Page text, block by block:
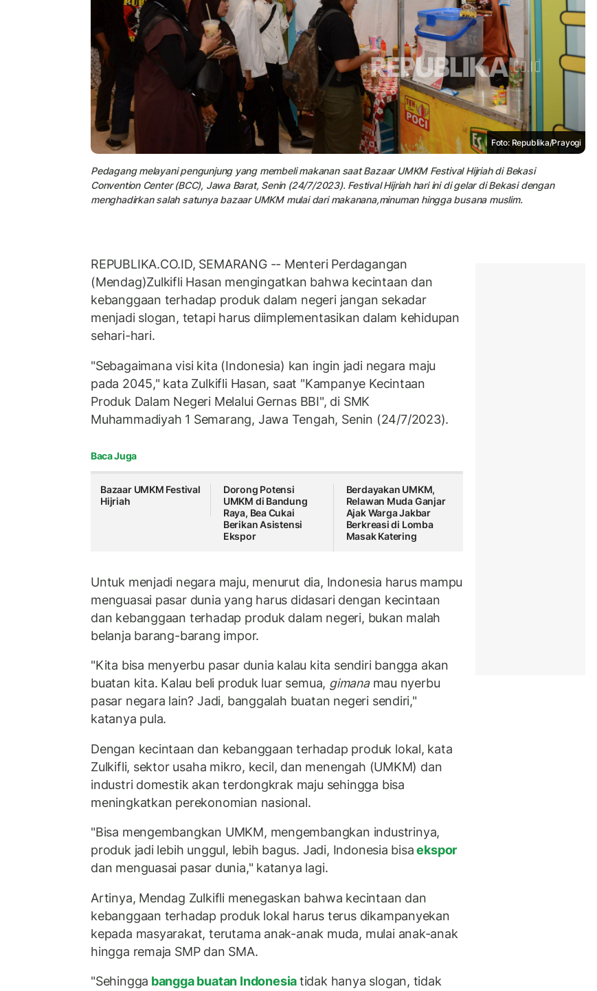
Foto: Republika/Prayogi
Pedagang melayani pengunjung yang membeli makanan saat Bazaar UMKM Festival Hijriah di Bekasi
Convention Center (BCC), Jawa Barat, Senin (24/7/2023). Festival Hijriah hari ini di gelar di Bekasi dengan
menghadirkan salah satunya bazaar UMKM mulai dari makanana,minuman hingga busana muslim.
REPUBLIKA.CO.ID, SEMARANG -- Menteri Perdagangan
(Mendag)Zulkifli Hasan mengingatkan bahwa kecintaan dan
kebanggaan terhadap produk dalam negeri jangan sekadar
menjadi slogan, tetapi harus diimplementasikan dalam kehidupan
sehari-hari.
"Sebagaimana visi kita (Indonesia) kan ingin jadi negara maju
pada 2045," kata Zulkifli Hasan, saat "Kampanye Kecintaan
Produk Dalam Negeri Melalui Gernas BBI", di SMK
Muhammadiyah 1 Semarang, Jawa Tengah, Senin (24/7/2023).
Baca Juga
Bazaar UMKM Festival
Hijriah
Dorong Potensi
UMKM di Bandung
Raya, Bea Cukai
Berikan Asistensi
Ekspor
Berdayakan UMKM,
Relawan Muda Ganjar
Ajak Warga Jakbar
Berkreasi di Lomba
Masak Katering
Untuk menjadi negara maju, menurut dia, Indonesia harus mampu
menguasai pasar dunia yang harus didasari dengan kecintaan
dan kebanggaan terhadap produk dalam negeri, bukan malah
belanja barang-barang impor.
"Kita bisa menyerbu pasar dunia kalau kita sendiri bangga akan
buatan kita. Kalau beli produk luar semua, gimanamau nyerbu
pasar negara lain? Jadi, banggalah buatan negeri sendiri,"
katanya pula.
Dengan kecintaan dan kebanggaan terhadap produk lokal, kata
Zulkifli, sektor usaha mikro, kecil, dan menengah (UMKM) dan
industri domestik akan terdongkrak maju sehingga bisa
meningkatkan perekonomian nasional.
"Bisa mengembangkan UMKM, mengembangkan industrinya,
produk jadi lebih unggul, lebih bagus. Jadi, Indonesia bisaekspor
dan menguasai pasar dunia," katanya lagi.
Artinya, Mendag Zulkifli menegaskan bahwa kecintaan dan
kebanggaan terhadap produk lokal harus terus dikampanyekan
kepada masyarakat, terutama anak-anak muda, mulai anak-anak
hingga remaja SMP dan SMA.
"Sehingga bangga buatan Indonesiatidak hanya slogan, tidak